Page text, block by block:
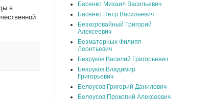
в
Басенко Михаил Васильевич
Басенко Петр Васильевич
Безкоровайный Григорий
Алексеевич
Безматерных Филипп
Леонтьевич
Безруков Василий Григорьевич
Безруков Владимир
Григорьевич
Белоусов Григорий Данилович
Белоусов Прокопий Алексеевич